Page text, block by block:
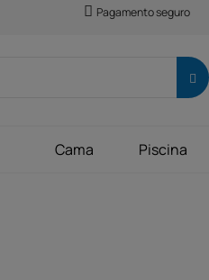
Pagamento seguro
Cama Piscina